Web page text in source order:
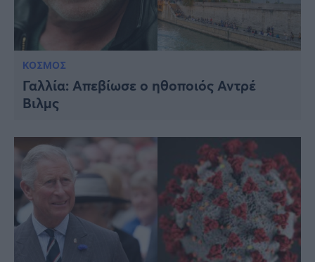
ΚΟΣΜΟΣ
Γαλλία: Απεβίωσε ο ηθοποιός Αντρέ
Βιλμς